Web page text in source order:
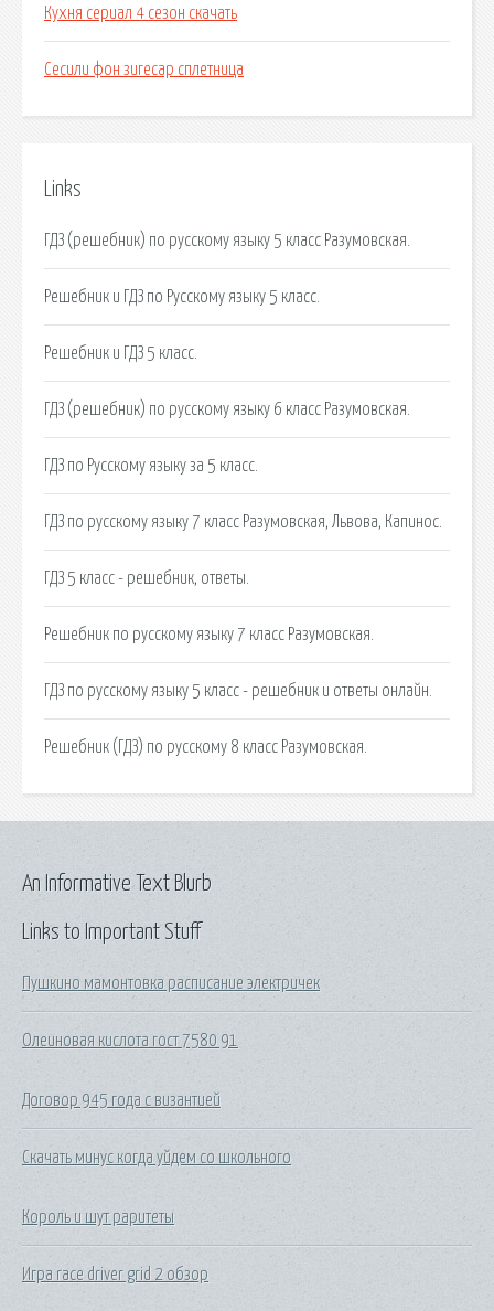
Кухня сериал 4 сезон скачать
Сесили фон зигесар сплетница
Links
ГДЗ (решебник) по русскому языку 5 класс Разумовская.
Решебник и ГДЗ по Русскому языку 5 класс.
Решебник и ГДЗ 5 класс.
ГДЗ (решебник) по русскому языку 6 класс Разумовская.
ГДЗ по Русскому языку за 5 класс.
ГДЗ по русскому языку 7 класс Разумовская, Львова, Капинос.
ГДЗ 5 класс - решебник, ответы.
Решебник по русскому языку 7 класс Разумовская.
ГДЗ по русскому языку 5 класс - решебник и ответы онлайн.
Решебник (ГДЗ) по русскому 8 класс Разумовская.
Links to Important Stuff
Пушкино мамонтовка расписание электричек
Олеиновая кислота гост 7580 91
Договор 945 года с византией
Скачать минус когда уйдем со школьного
Король и шут раритеты
Игра race driver grid 2 обзор
An Informative Text Blurb